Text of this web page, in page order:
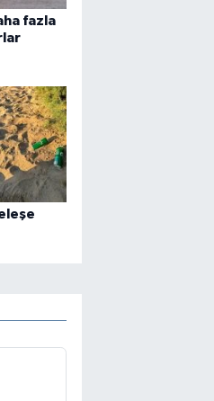
fazla